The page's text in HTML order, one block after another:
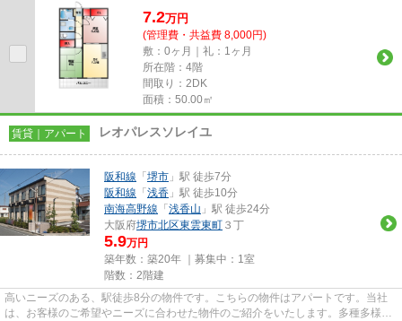
7.2万円
(管理費・共益費 8,000円)
敷：0ヶ月｜礼：1ヶ月
所在階：4階
間取り：2DK
面積：50.00㎡
賃貸｜アパート レオパレスソレイユ
阪和線 「 堺市 」駅 徒歩7分
阪和線 「 浅香 」駅 徒歩10分
南海高野線 「 浅香山 」駅 徒歩24分
大阪府堺市北区東雲東町 ３丁
5.9万円
築年数：築20年 ｜募集中： 1室
階数：2階建
高いニーズのある、駅徒歩8分の物件です。こちらの物件はアパートです。当社
は、お客様のご希望やニーズに合わせた物件のご紹介をいたします。多種多様な